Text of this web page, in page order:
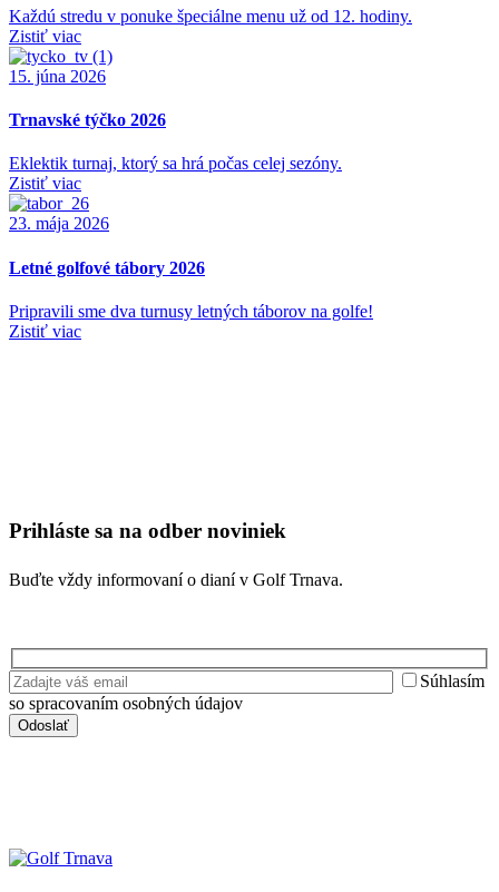
Každú stredu v ponuke špeciálne menu už od 12. hodiny.
Zistiť viac
15. júna 2026
Trnavské týčko 2026
Eklektik turnaj, ktorý sa hrá počas celej sezóny.
Zistiť viac
23. mája 2026
Letné golfové tábory 2026
Pripravili sme dva turnusy letných táborov na golfe!
Zistiť viac
Prihláste sa na odber noviniek
Buďte vždy informovaní o dianí v Golf Trnava.
Súhlasím
so spracovaním osobných údajov